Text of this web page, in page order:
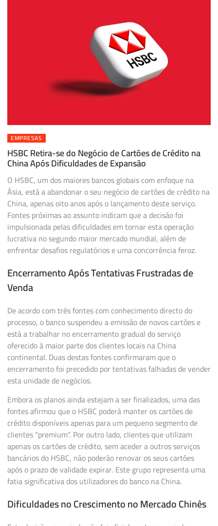
EMPRESAS
HSBC Retira-se do Negócio de Cartões de Crédito na
China Após Dificuldades de Expansão
O HSBC, um dos maiores bancos globais com enfoque na
Ásia, está a abandonar o seu negócio de cartões de crédito na
China, apenas oito anos após o lançamento deste serviço.
Fontes próximas ao assunto indicam que a decisão foi
impulsionada pelas dificuldades em tornar esta operação
lucrativa no segundo maior mercado mundial, além de
enfrentar desafios regulatórios e uma concorrência feroz.
Encerramento Após Tentativas Frustradas de
Venda
De acordo com três fontes com conhecimento directo do
processo, o banco suspendeu a emissão de novos cartões e
está a trabalhar no encerramento gradual do serviço
oferecido à maior parte dos clientes locais na China
continental. Duas destas fontes confirmaram que o
encerramento foi precedido por tentativas falhadas de vender
esta unidade de negócios.
Embora os planos ainda estejam a ser finalizados, uma das
fontes afirmou que o HSBC poderá manter os cartões de
crédito disponíveis apenas para um pequeno segmento de
clientes “premium”. Por outro lado, clientes que utilizam
apenas os cartões de crédito, sem aceder a outros serviços
bancários do HSBC, não poderão renovar os seus cartões
após o prazo de validade expirar. Este grupo representa uma
fatia significativa dos utilizadores do banco na China.
Dificuldades no Crescimento no Mercado Chinês